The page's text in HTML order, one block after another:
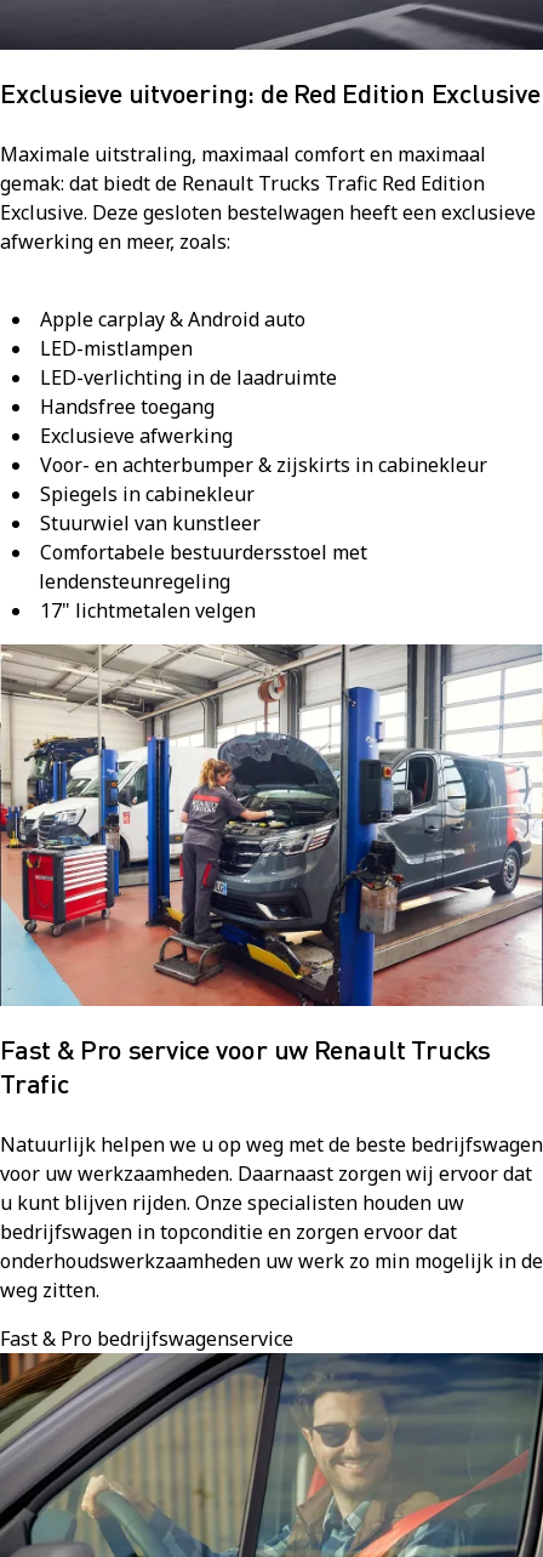
Exclusieve uitvoering: de Red Edition Exclusive
Maximale uitstraling, maximaal comfort en maximaal
gemak: dat biedt de Renault Trucks Trafic Red Edition
Exclusive. Deze gesloten bestelwagen heeft een exclusieve
afwerking en meer, zoals:
Apple carplay & Android auto
LED-mistlampen
LED-verlichting in de laadruimte
Handsfree toegang
Exclusieve afwerking
Voor- en achterbumper & zijskirts in cabinekleur
Spiegels in cabinekleur
Stuurwiel van kunstleer
Comfortabele bestuurdersstoel met
lendensteunregeling
17" lichtmetalen velgen
Fast & Pro service voor uw Renault Trucks
Trafic
Natuurlijk helpen we u op weg met de beste bedrijfswagen
voor uw werkzaamheden. Daarnaast zorgen wij ervoor dat
u kunt blijven rijden. Onze specialisten houden uw
bedrijfswagen in topconditie en zorgen ervoor dat
onderhoudswerkzaamheden uw werk zo min mogelijk in de
weg zitten.
Fast & Pro bedrijfswagenservice